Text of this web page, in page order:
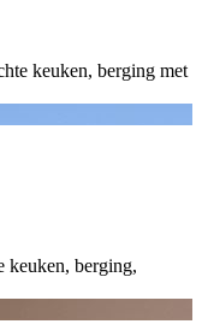
keuken, berging met
keuken, berging,